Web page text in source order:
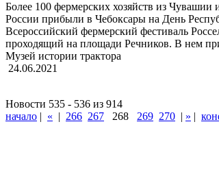
Более 100 фермерских хозяйств из Чувашии
России прибыли в Чебоксары на День
Всероссийский фермерский фестиваль
проходящий на площади Речников. В нем
Музей истории трактора
24.06.2021
Новости 535 - 536 из 914
начало | « | 266 267 268 269 270 | » |